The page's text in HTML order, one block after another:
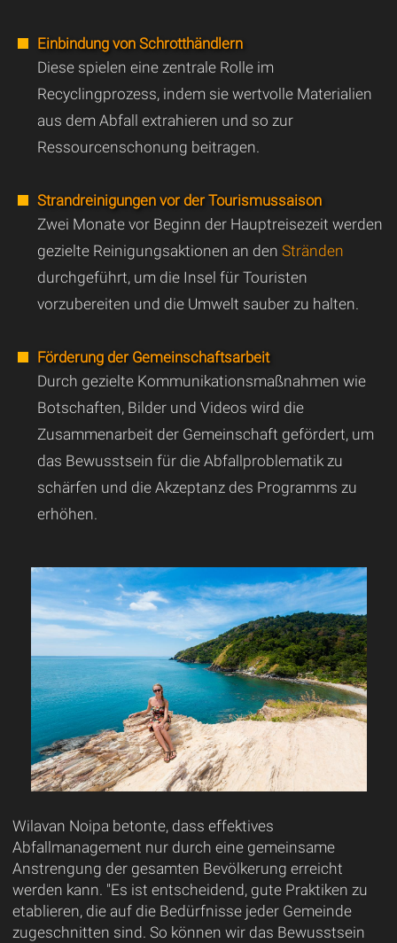
Einbindung von Schrotthändlern
Diese spielen eine zentrale Rolle im
Recyclingprozess, indem sie wertvolle Materialien
aus dem Abfall extrahieren und so zur
Ressourcenschonung beitragen.
Strandreinigungen vor der Tourismussaison
Zwei Monate vor Beginn der Hauptreisezeit werden
gezielte Reinigungsaktionen an den Stränden
durchgeführt, um die Insel für Touristen
vorzubereiten und die Umwelt sauber zu halten.
Förderung der Gemeinschaftsarbeit
Durch gezielte Kommunikationsmaßnahmen wie
Botschaften, Bilder und Videos wird die
Zusammenarbeit der Gemeinschaft gefördert, um
das Bewusstsein für die Abfallproblematik zu
schärfen und die Akzeptanz des Programms zu
erhöhen.
Wilavan Noipa betonte, dass effektives
Abfallmanagement nur durch eine gemeinsame
Anstrengung der gesamten Bevölkerung erreicht
werden kann. "Es ist entscheidend, gute Praktiken zu
etablieren, die auf die Bedürfnisse jeder Gemeinde
zugeschnitten sind. So können wir das Bewusstsein